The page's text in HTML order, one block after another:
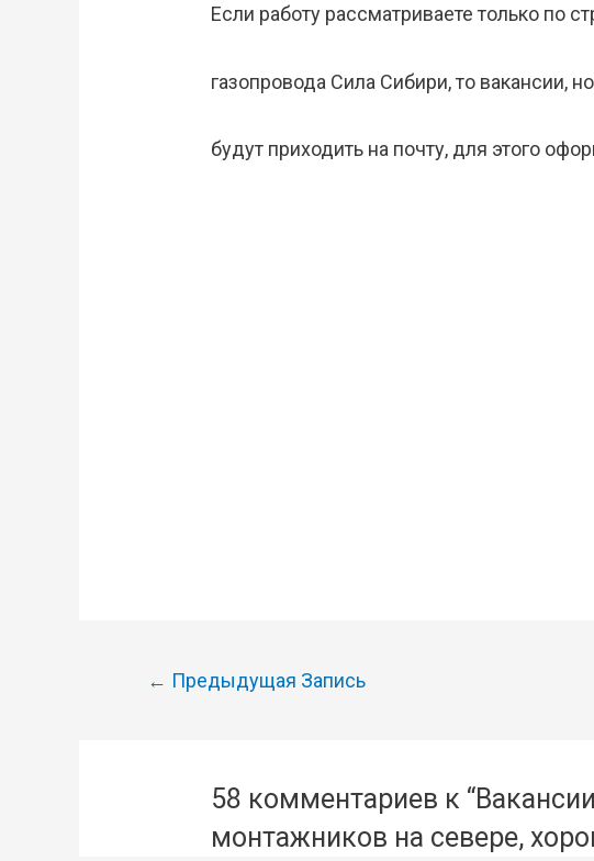
Если работу рассматриваете только по
газопровода Сила Сибири, то вакансии,
будут приходить на почту, для этого
Навигация
← Предыдущая Запись
58 комментариев к
монтажников на севере,